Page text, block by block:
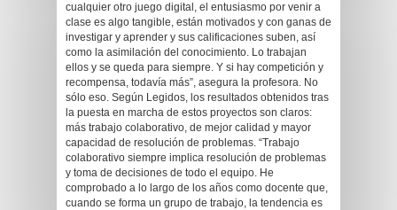
cualquier otro juego digital, el entusiasmo por venir a
clase es algo tangible, están motivados y con ganas de
investigar y aprender y sus calificaciones suben, así
como la asimilación del conocimiento. Lo trabajan
ellos y se queda para siempre. Y si hay competición y
recompensa, todavía más”, asegura la profesora. No
sólo eso. Según Legidos, los resultados obtenidos tras
la puesta en marcha de estos proyectos son claros:
más trabajo colaborativo, de mejor calidad y mayor
capacidad de resolución de problemas. “Trabajo
colaborativo siempre implica resolución de problemas
y toma de decisiones de todo el equipo. He
comprobado a lo largo de los años como docente que,
cuando se forma un grupo de trabajo, la tendencia es